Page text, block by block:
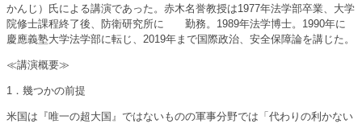
かんじ）氏による講演であった。赤木名誉教授は1977年法学部卒業、大学
院修士課程終了後、防衛研究所に 勤務。1989年法学博士。1990年に
慶應義塾大学法学部に転じ、2019年まで国際政治、安全保障論を講じた。
≪講演概要≫
1．幾つかの前提
米国は『唯一の超大国』ではないものの軍事分野では「代わりの利かない